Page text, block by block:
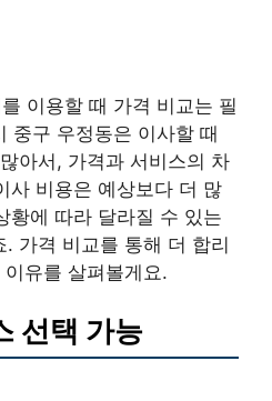
이용할 때 가격 비교는 필
중구 우정동은 이사할 때
아서, 가격과 서비스의 차
사 비용은 예상보다 더 많
황에 따라 달라질 수 있는
. 가격 비교를 통해 더 합리
유를 살펴볼게요.
선택 가능